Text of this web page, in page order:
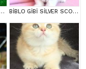
BEM BEYAZ NS 11 33 SCOTTİSH FOLD BİBLO GİBİ SİLVER SCOTTİSH FOLD LONGHAİR